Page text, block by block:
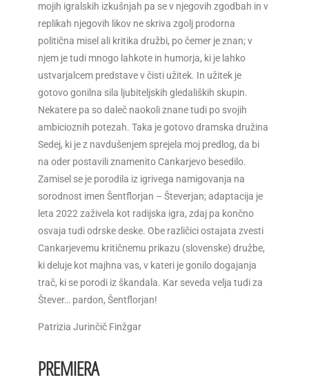
mojih igralskih izkušnjah pa se v njegovih zgodbah in v
replikah njegovih likov ne skriva zgolj prodorna
politična misel ali kritika družbi, po čemer je znan; v
njem je tudi mnogo lahkote in humorja, ki je lahko
ustvarjalcem predstave v čisti užitek. In užitek je
gotovo gonilna sila ljubiteljskih gledaliških skupin.
Nekatere pa so daleč naokoli znane tudi po svojih
ambicioznih potezah. Taka je gotovo dramska družina
Sedej, ki je z navdušenjem sprejela moj predlog, da bi
na oder postavili znamenito Cankarjevo besedilo.
Zamisel se je porodila iz igrivega namigovanja na
sorodnost imen Šentflorjan – Števerjan; adaptacija je
leta 2022 zaživela kot radijska igra, zdaj pa končno
osvaja tudi odrske deske. Obe različici ostajata zvesti
Cankarjevemu kritičnemu prikazu (slovenske) družbe,
ki deluje kot majhna vas, v kateri je gonilo dogajanja
trač, ki se porodi iz škandala. Kar seveda velja tudi za
Štever… pardon, Šentflorjan!
Patrizia Jurinčič Finžgar
PREMIERA